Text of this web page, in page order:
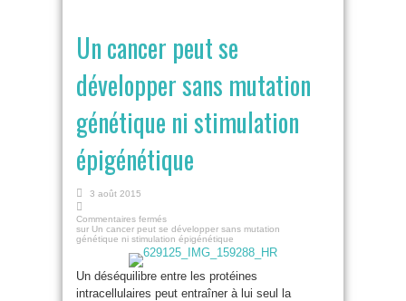
Un cancer peut se
développer sans mutation
génétique ni stimulation
épigénétique
3 août 2015
Commentaires fermés
sur Un cancer peut se développer sans mutation
génétique ni stimulation épigénétique
Un déséquilibre entre les protéines
intracellulaires peut entraîner à lui seul la